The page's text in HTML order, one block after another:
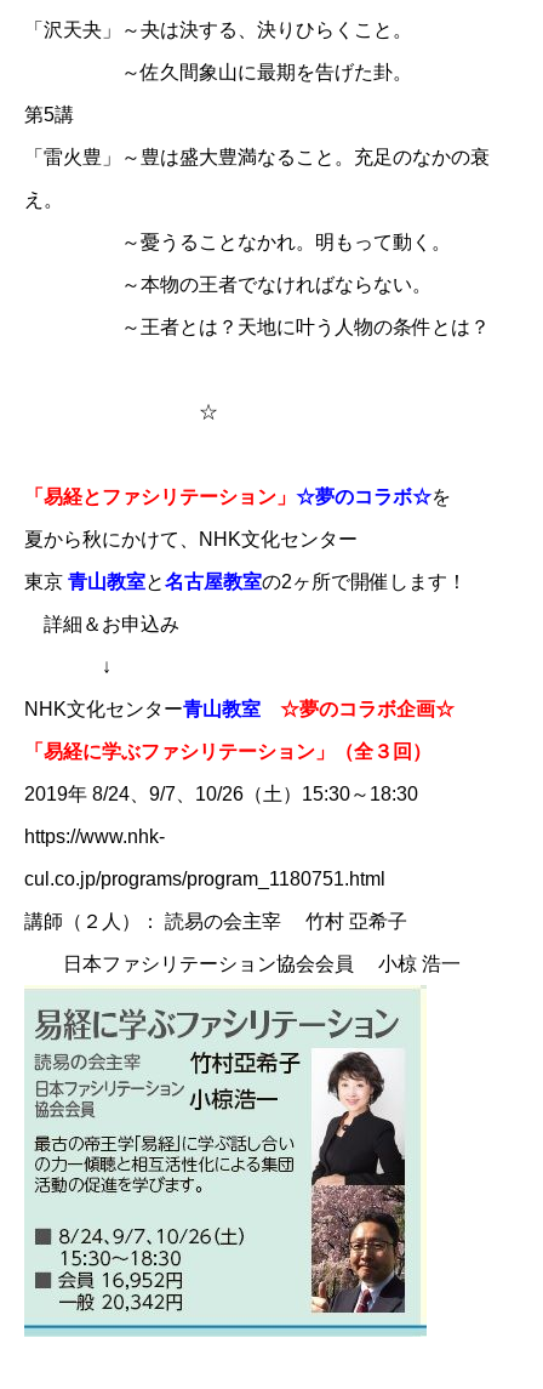
「沢天夬」～夬は決する、決りひらくこと。
～佐久間象山に最期を告げた卦。
第5講
「雷火豊」～豊は盛大豊満なること。充足のなかの衰
え。
～憂うることなかれ。明もって動く。
～本物の王者でなければならない。
～王者とは？天地に叶う人物の条件とは？
☆
「易経とファシリテーション」 ☆夢のコラボ☆を
夏から秋にかけて、NHK文化センター
東京 青山教室と名古屋教室の2ヶ所で開催します！
詳細＆お申込み
↓
​​NHK文化センター青山教室 ☆夢のコラボ企画☆
「易経に学ぶファシリテーション」（全３回）
2019年 8/24、9/7、10/26（土）15:30～18:30​
​https://www.nhk-
cul.co.jp/programs/program_1180751.html
講師（２人）： 読易の会主宰 竹村 亞希子
日本ファシリテーション協会会員 小椋 浩一